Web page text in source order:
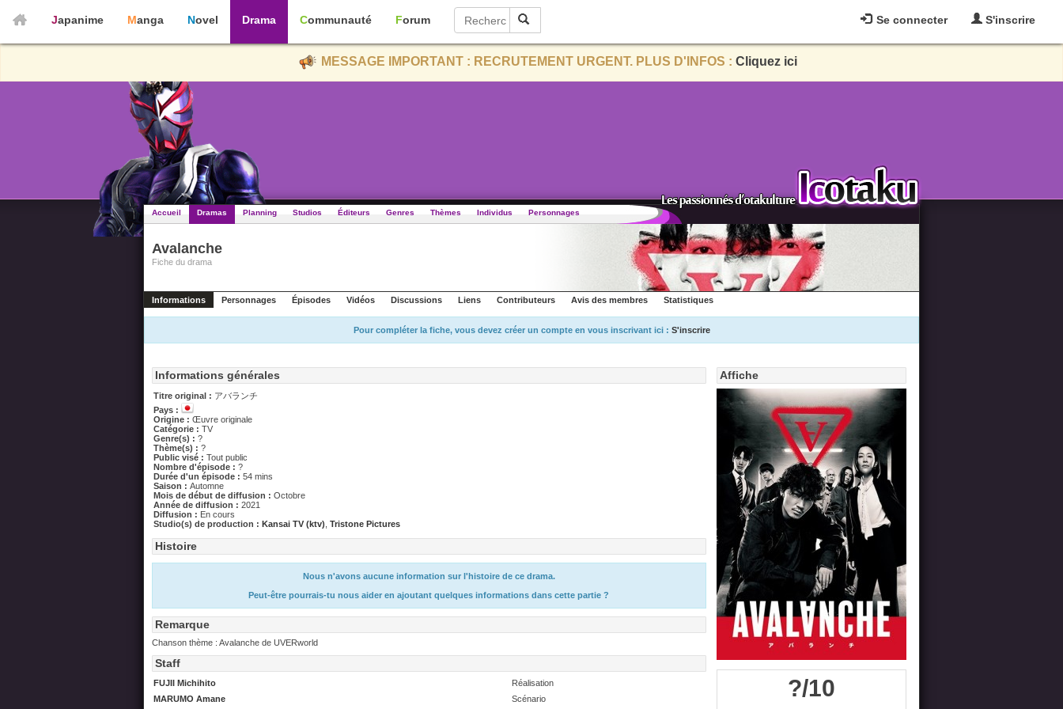
Se connecter S'inscrire
Japanime Manga Novel Drama Communauté Forum
MESSAGE IMPORTANT : RECRUTEMENT URGENT. PLUS D'INFOS : Cliquez ici
Accueil Dramas Planning Studios Éditeurs Genres Thèmes Individus Personnages
Avalanche
Fiche du drama
Informations Personnages Épisodes Vidéos Discussions Liens Contributeurs Avis des membres Statistiques
Pour compléter la fiche, vous devez créer un compte en vous inscrivant ici : S'inscrire
Affiche
?/10
Informations générales
Titre original : アバランチ
Pays :
Origine : Œuvre originale
Catégorie : TV
Genre(s) : ?
Thème(s) : ?
Public visé : Tout public
Nombre d'épisode : ?
Durée d'un épisode : 54 mins
Saison : Automne
Mois de début de diffusion : Octobre
Année de diffusion : 2021
Diffusion : En cours
Studio(s) de production : Kansai TV (ktv) Tristone Pictures
Histoire
Nous n'avons aucune information sur l'histoire de ce drama.
Peut-être pourrais-tu nous aider en ajoutant quelques informations dans cette partie ?
Remarque
Chanson thème : Avalanche de UVERworld
Staff
FUJII Michihito
Réalisation
MARUMO Amane
Scénario